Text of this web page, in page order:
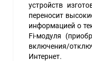
устройств
переносит
информацией о
Fi-модуля
включения/
Интернет.